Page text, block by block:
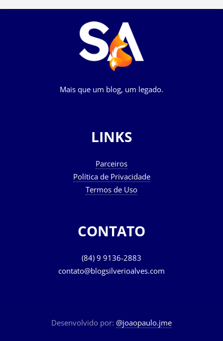
Mais que um blog, um legado.
LINKS
Parceiros
Política de Privacidade
Termos de Uso
CONTATO
(84) 9 9136-2883
contato@blogsilverioalves.com
Desenvolvido por: @joaopaulo.jme